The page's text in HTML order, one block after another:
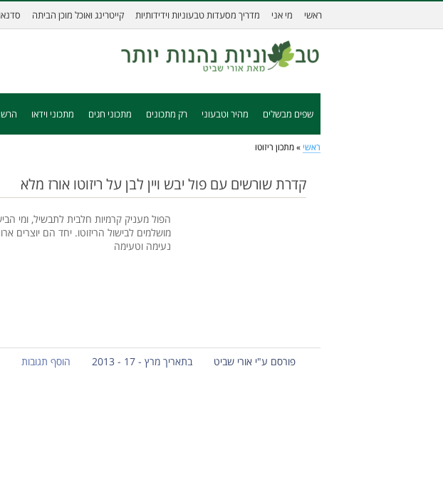
ראשי מי אני מדריך מסעדות טבעוניות וידידותיות קייטרינג ואוכל מוכן הביתה
שפים מבשלים מהיר וטבעוני רק מתכונים מתכוני חגים מתכוני וידאו
ראשי » מתכון ריזוטו
קדרת שורשים עם פול יבש ויין לבן על ריזוטו אורז מלא
הפול מעניק קרמיות חלבית לתבשיל, ומי
מושלמים לבישול הריזוטו. יחד הם יוצרים
נעימה וטעימה
פורסם ע"י אורי שביט בתאריך מרץ - 17 - 2013 הוסף תגובות